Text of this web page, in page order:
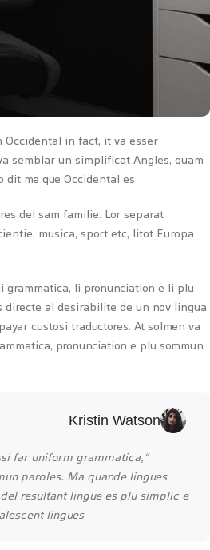
in fact, it va esser
semblar un simplificat Angles, quam
me que Occidental es.
del sam familie. Lor separat
musica, sport etc, litot Europa
li pronunciation e li plu
directe al desirabilite de un nov lingua
custosi traductores. At solmen va
pronunciation e plu sommun
Kristin Watson
far uniform grammatica,
paroles. Ma quande lingues
resultant lingue es plu simplic e
lingues.”